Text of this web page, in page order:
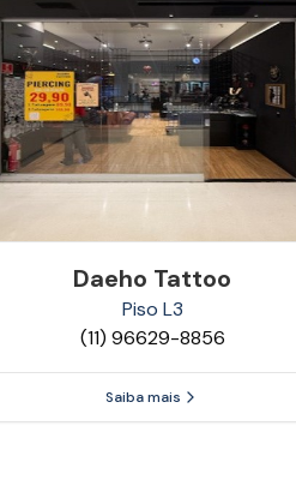
Daeho Tattoo
Piso L3
(11) 96629-8856
Saiba mais